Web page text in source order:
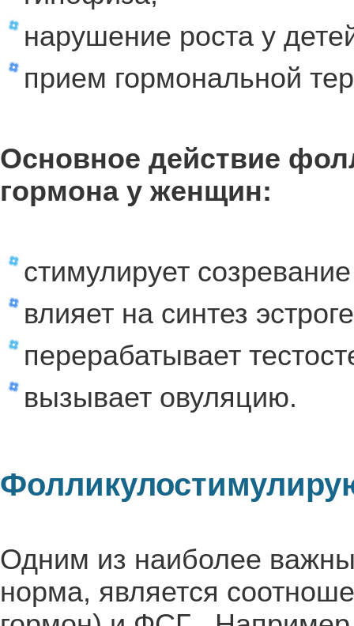
нарушение роста у
прием гормональной
Основное действие
гормона у женщин:
стимулирует
влияет на синтез
перерабатывает
вызывает овуляцию.
Одним из наиболее
норма, является